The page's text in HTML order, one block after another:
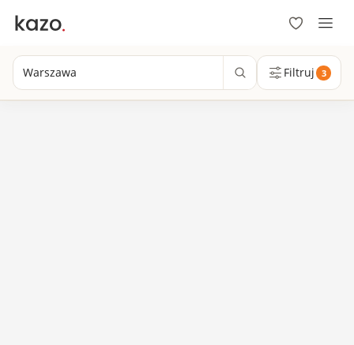
Warszawa Filtruj 3